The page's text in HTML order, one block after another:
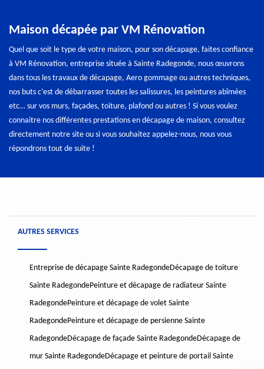
Maison décapée par VM Rénovation
Quel que soit le type de votre maison, pour son décapage, faites confiance
à VM Rénovation, entreprise située à Sainte Radegonde, nous œuvrons
dans tous les travaux de décapage, Aero gommage ou autres techniques,
nos buts c’est de débarrasser toutes les salissures, les peintures abîmées
etc… sur vos murs, façades, toiture, plafond ou autres ! Si vous voulez
connaitre nos différentes prestations en décapage de maison, consultez
directement notre site ou si vous souhaitez appelez-nous, nous vous
répondrons tout de suite !
AUTRES SERVICES
Entreprise de décapage Sainte RadegondeDécapage de toiture
Sainte RadegondePeinture et décapage de radiateur Sainte
RadegondePeinture et décapage de volet Sainte
RadegondePeinture et décapage de persienne Sainte
RadegondeDécapage de façade Sainte RadegondeDécapage de
mur Sainte RadegondeDécapage et peinture de portail Sainte